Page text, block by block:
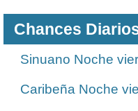
Chances
Sinuano Noche
Caribeña Noche